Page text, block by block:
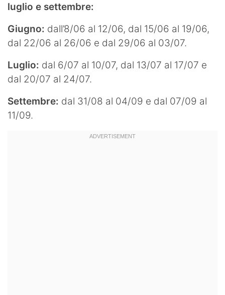
luglio e settembre:
Giugno: dall’8/06 al 12/06, dal 15/06 al 19/06,
dal 22/06 al 26/06 e dal 29/06 al 03/07.
Luglio: dal 6/07 al 10/07, dal 13/07 al 17/07 e
dal 20/07 al 24/07.
Settembre: dal 31/08 al 04/09 e dal 07/09 al
11/09.